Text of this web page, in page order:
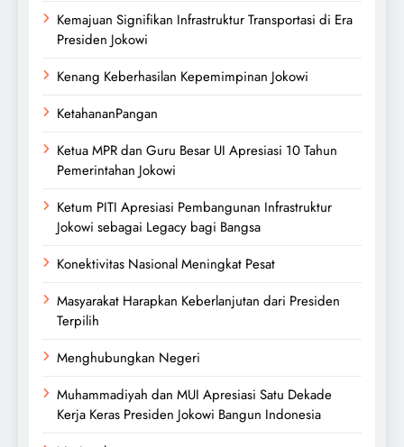
Kemajuan Signifikan Infrastruktur Transportasi di Era
Presiden Jokowi
Kenang Keberhasilan Kepemimpinan Jokowi
KetahananPangan
Ketua MPR dan Guru Besar UI Apresiasi 10 Tahun
Pemerintahan Jokowi
Ketum PITI Apresiasi Pembangunan Infrastruktur
Jokowi sebagai Legacy bagi Bangsa
Konektivitas Nasional Meningkat Pesat
Masyarakat Harapkan Keberlanjutan dari Presiden
Terpilih
Menghubungkan Negeri
Muhammadiyah dan MUI Apresiasi Satu Dekade
Kerja Keras Presiden Jokowi Bangun Indonesia